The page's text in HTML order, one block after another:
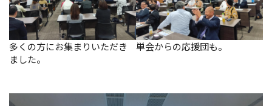
多くの方にお集まりいただき
ました。
単会からの応援団も。